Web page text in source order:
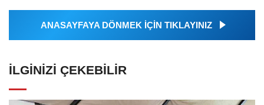
ANASAYFAYA DÖNMEK İÇİN TIKLAYINIZ
İLGINIZI ÇEKEBILIR